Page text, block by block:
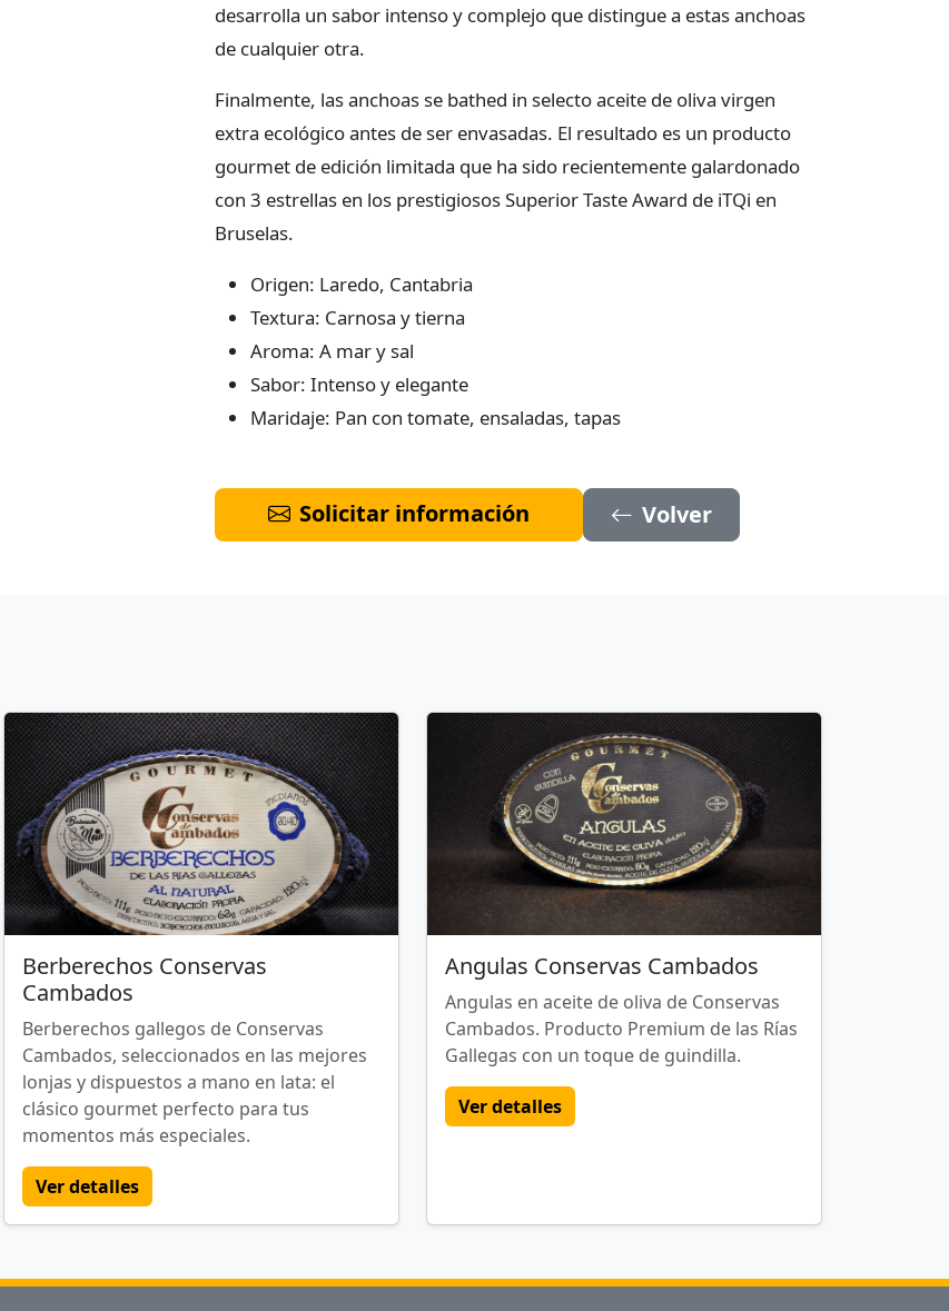
desarrolla un sabor intenso y complejo que distingue a estas anchoas
de cualquier otra.
Finalmente, las anchoas se bathed in selecto aceite de oliva virgen
extra ecológico antes de ser envasadas. El resultado es un producto
gourmet de edición limitada que ha sido recientemente galardonado
con 3 estrellas en los prestigiosos Superior Taste Award de iTQi en
Bruselas.
Origen: Laredo, Cantabria
Textura: Carnosa y tierna
Aroma: A mar y sal
Sabor: Intenso y elegante
Maridaje: Pan con tomate, ensaladas, tapas
Solicitar información Volver
Berberechos Conservas
Cambados
Berberechos gallegos de Conservas
Cambados, seleccionados en las mejores
lonjas y dispuestos a mano en lata: el
clásico gourmet perfecto para tus
momentos más especiales.
Ver detalles
Angulas Conservas Cambados
Angulas en aceite de oliva de Conservas
Cambados. Producto Premium de las Rías
Gallegas con un toque de guindilla.
Ver detalles